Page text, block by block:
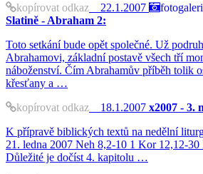
kopírovat odkaz 22.1.2007
Slatině - Abraham 2:
Toto setkání bude opět společné. Už
Abrahamovi, základní postavě všech tří
náboženství. Čím Abrahamův příběh tolik
křesťany a …
kopírovat odkaz 18.1.2007 x2007 - 3.
K přípravě biblických textů na nedělní
21. ledna 2007 Neh 8,2-10 1 Kor 12,12-
Důležité je dočíst 4. kapitolu …